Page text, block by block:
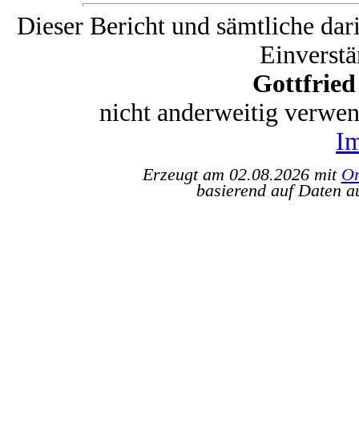
Dieser Bericht und sämtliche
Gottfried
nicht anderweitig
Erzeugt am 02.08.2026 mit
basierend auf Daten